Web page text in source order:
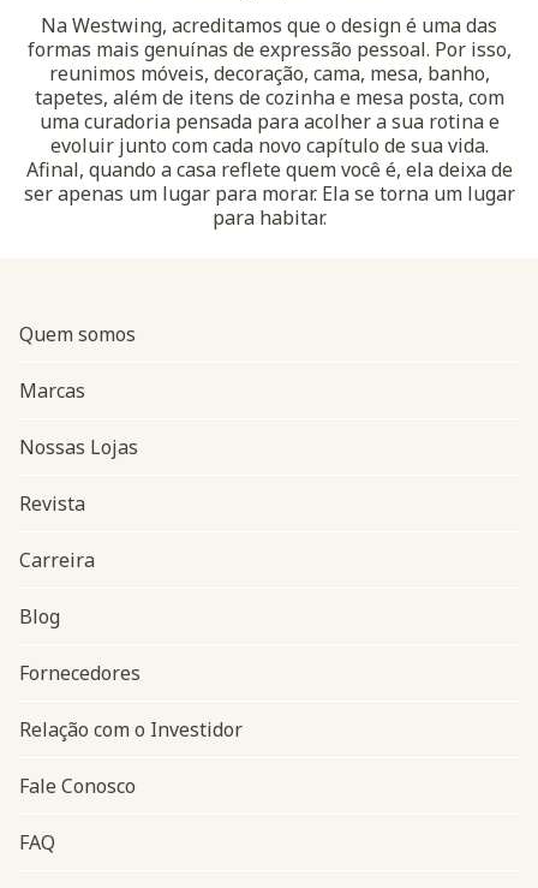
Na Westwing, acreditamos que o design é uma das
formas mais genuínas de expressão pessoal. Por isso,
reunimos móveis, decoração, cama, mesa, banho,
tapetes, além de itens de cozinha e mesa posta, com
uma curadoria pensada para acolher a sua rotina e
evoluir junto com cada novo capítulo de sua vida.
Afinal, quando a casa reflete quem você é, ela deixa de
ser apenas um lugar para morar. Ela se torna um lugar
para habitar.
Navegação do rodapé
Quem somos
Marcas
Nossas Lojas
Revista
Carreira
Blog
Fornecedores
Relação com o Investidor
Fale Conosco
FAQ